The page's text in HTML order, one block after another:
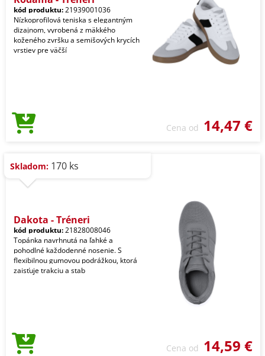
kód produktu:21939001036
Nízkoprofilová teniska s elegantným
dizajnom, vyrobená z mäkkého
koženého zvršku a semišových krycích
vrstiev pre väčší
Cena od 14,47 €
Skladom: 170 ks
Dakota - Tréneri
kód produktu:21828008046
Topánka navrhnutá na ľahké a
pohodlné každodenné nosenie. S
flexibilnou gumovou podrážkou, ktorá
zaisťuje trakciu a stab
Cena od 14,59 €